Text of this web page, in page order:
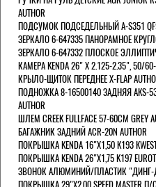
AUTHOR
ПОДСУМОК ПОДСЕДЕЛЬНЫЙ A-S351 QF9
ЗЕРКАЛО 6-647335 ПАНОРАМНОЕ
ЗЕРКАЛО 6-647332 ПЛОСКОЕ
КАМЕРА KENDA 26" Х 2.125-2.35", 50/
КРЫЛО-ЩИТОК ПЕРЕДНЕЕ X-FLAP
ПОДНОЖКА 8-16500140 ЗАДНЯЯ AKS-
AUTHOR
ШЛЕМ CREEK FULLFACE 57-60СМ GREY
БАГАЖНИК ЗАДНИЙ ACR-20N AUTHOR
ПОКРЫШКА KENDA 16"Х1,50 K193
ПОКРЫШКА KENDA 26"Х1,75 K197
ЗВОНОК АЛЮМИНИЙ/ПЛАСТИК
ПОКРЫШКА 29"Х2,00 SPEED MASTER П/